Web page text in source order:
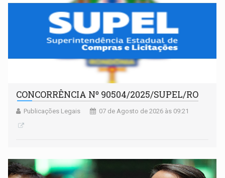
CONCORRÊNCIA Nº 90504/2025/SUPEL/RO
Publicações Legais 07 de Agosto de 2026 às 09:21